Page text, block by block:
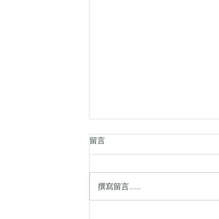
秋季中國旅遊好介紹
秋天是中國旅遊最美的季节之一，
意。为了让你更直观地了解，我先
把一些经典的秋季目的地汇总在下
留言
撰寫留言......